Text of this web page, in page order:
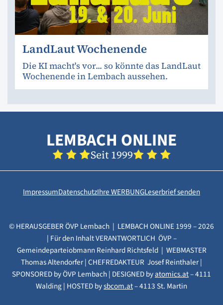
LandLaut Wochenende
Die KI macht's vor... so könnte das LandLaut
Wochenende in Lembach aussehen.
LEMBACH ONLINE
Seit 1999
ImpressumDatenschutzIhre WERBUNGLeserbrief senden
© HERAUSGEBER ÖVP Lembach | LEMBACH ONLINE 1999 – 2026
| Für den Inhalt VERANTWORTLICH ÖVP –
Gemeindeparteiobmann Reinhard Richtsfeld | WEBMASTER
Thomas Altendorfer | CHEFREDAKTEUR Josef Reinthaler |
SPONSORED by ÖVP Lembach | DESIGNED byatomics.at– 4111
Walding | HOSTED bysbcom.at– 4113 St. Martin